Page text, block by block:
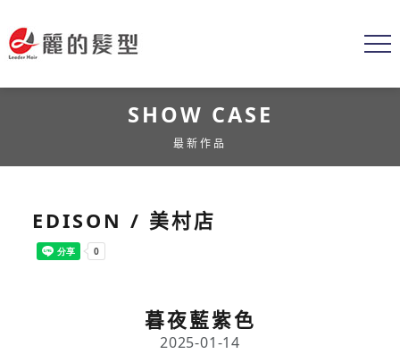
SHOW CASE
最新作品
EDISON / 美村店
暮夜藍紫色
2025-01-14